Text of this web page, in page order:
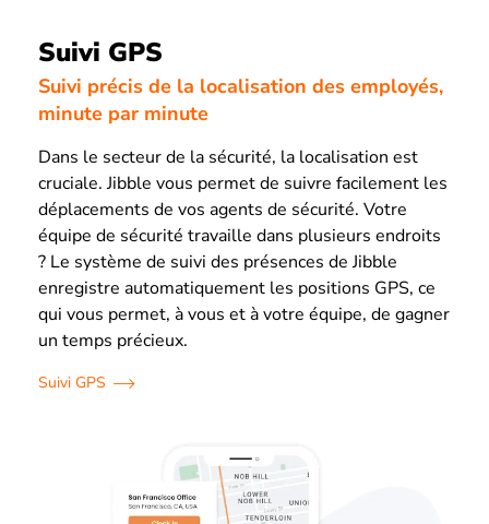
Suivi GPS
Suivi précis de la localisation des employés,
minute par minute
Dans le secteur de la sécurité, la localisation est
cruciale. Jibble vous permet de suivre facilement les
déplacements de vos agents de sécurité. Votre
équipe de sécurité travaille dans plusieurs endroits
? Le système de suivi des présences de Jibble
enregistre automatiquement les positions GPS, ce
qui vous permet, à vous et à votre équipe, de gagner
un temps précieux.
Suivi GPS